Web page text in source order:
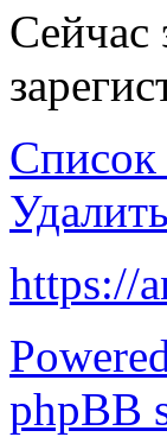
Сейчас
https://
phpBB